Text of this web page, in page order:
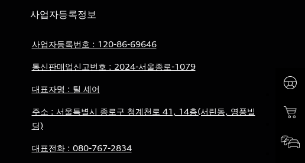
사업자등록정보
사업자등록번호 : 120-86-69646
통신판매업신고번호 : 2024-서울종로-1079
대표자명 : 틸 셰어
주소 : 서울특별시 종로구 청계천로 41, 14층(서린동, 영풍빌
딩)
대표전화 : 080-767-2834